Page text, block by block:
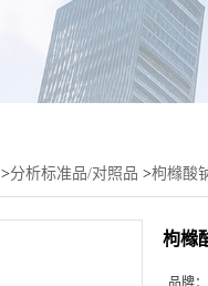
>分析标准品/对照品 >枸橼酸
枸橼
品牌：